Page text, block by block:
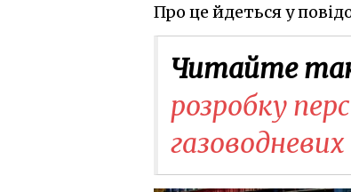
Про це йдеться у
Читайте
розробку
газоводневих